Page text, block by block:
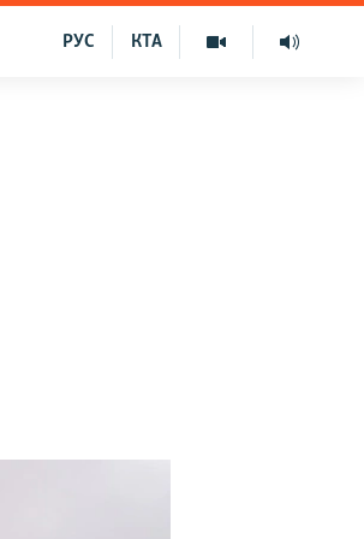
КТА
РУС